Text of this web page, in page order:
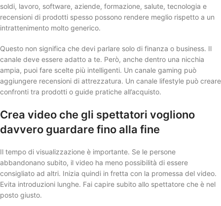
soldi, lavoro, software, aziende, formazione, salute, tecnologia e
recensioni di prodotti spesso possono rendere meglio rispetto a un
intrattenimento molto generico.
Questo non significa che devi parlare solo di finanza o business. Il
canale deve essere adatto a te. Però, anche dentro una nicchia
ampia, puoi fare scelte più intelligenti. Un canale gaming può
aggiungere recensioni di attrezzatura. Un canale lifestyle può creare
confronti tra prodotti o guide pratiche all’acquisto.
Crea video che gli spettatori vogliono
davvero guardare fino alla fine
Il tempo di visualizzazione è importante. Se le persone
abbandonano subito, il video ha meno possibilità di essere
consigliato ad altri. Inizia quindi in fretta con la promessa del video.
Evita introduzioni lunghe. Fai capire subito allo spettatore che è nel
posto giusto.